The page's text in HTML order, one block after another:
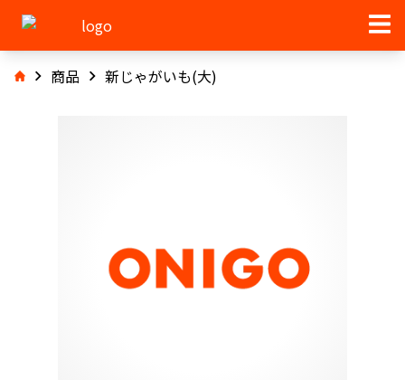
商品 新じゃがいも(大)